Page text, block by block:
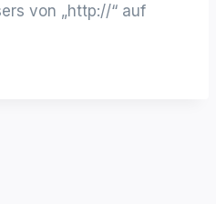
von „http://“ auf